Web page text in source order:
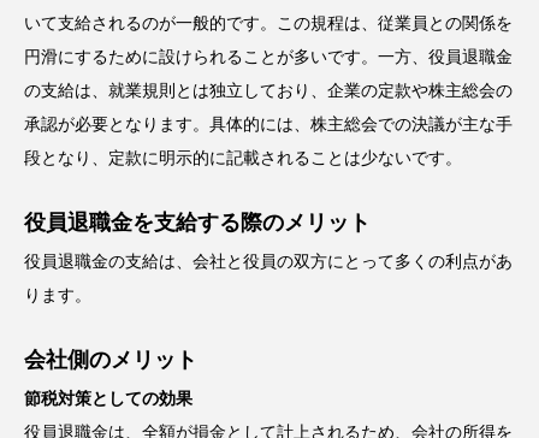
いて支給されるのが一般的です。この規程は、従業員との関係を
円滑にするために設けられることが多いです。一方、役員退職金
の支給は、就業規則とは独立しており、企業の定款や株主総会の
承認が必要となります。具体的には、株主総会での決議が主な手
段となり、定款に明示的に記載されることは少ないです。
役員退職金を支給する際のメリット
役員退職金の支給は、会社と役員の双方にとって多くの利点があ
ります。
会社側のメリット
節税対策としての効果
役員退職金は、全額が損金として計上されるため、会社の所得を